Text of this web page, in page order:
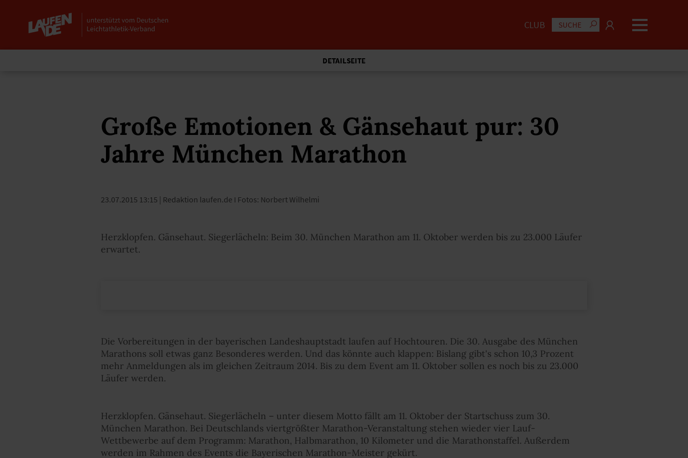
CLUB
DETAILSEITE
Große Emotionen & Gänsehaut pur: 30
Jahre München Marathon
23.07.2015 13:15 | Redaktion laufen.de I Fotos: Norbert Wilhelmi
Herzklopfen. Gänsehaut. Siegerlächeln: Beim 30. München Marathon am 11. Oktober werden bis zu 23.000 Läufer
erwartet.
Die Vorbereitungen in der bayerischen Landeshauptstadt laufen auf Hochtouren. Die 30. Ausgabe des München
Marathons soll etwas ganz Besonderes werden. Und das könnte auch klappen: Bislang gibt's schon 10,3 Prozent
mehr Anmeldungen als im gleichen Zeitraum 2014. Bis zu dem Event am 11. Oktober sollen es noch bis zu 23.000
Läufer werden.
Herzklopfen. Gänsehaut. Siegerlächeln – unter diesem Motto fällt am 11. Oktober der Startschuss zum 30.
München Marathon. Bei Deutschlands viertgrößter Marathon-Veranstaltung stehen wieder vier Lauf-
Wettbewerbe auf dem Programm: Marathon, Halbmarathon, 10 Kilometer und die Marathonstaffel. Außerdem
werden im Rahmen des Events die Bayerischen Marathon-Meister gekürt.